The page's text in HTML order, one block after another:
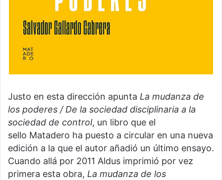
Justo en esta dirección apunta La mudanza de
los poderes / De la sociedad disciplinaria a la
sociedad de control, un libro que el
sello Matadero ha puesto a circular en una nueva
edición a la que el autor añadió un último ensayo.
Cuando allá por 2011 Aldus imprimió por vez
primera esta obra, La mudanza de los